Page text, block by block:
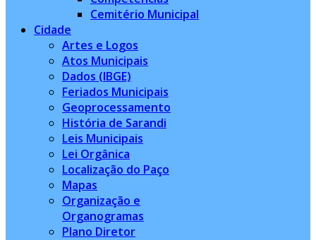
Cemitério Municipal
Cidade
Artes e Logos
Atos Municipais
Dados (IBGE)
Feriados Municipais
Geoprocessamento
História de Sarandi
Leis Municipais
Lei Orgânica
Localização do Paço
Mapas
Organização e
Organogramas
Plano Diretor